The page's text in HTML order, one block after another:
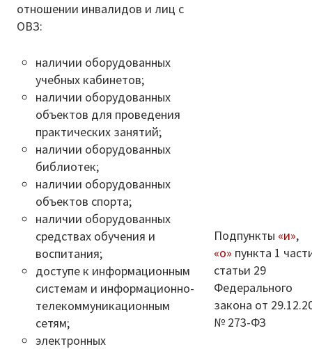
отношении инвалидов и лиц с
ОВЗ:
наличии оборудованных
учебных кабинетов;
наличии оборудованных
объектов для проведения
практических занятий;
наличии оборудованных
библиотек;
наличии оборудованных
объектов спорта;
наличии оборудованных
средствах обучения и
воспитания;
доступе к информационным
системам и информационно-
телекоммуникационным
сетям;
электронных
Подпункты «и»,
«о» пункта 1
статьи 29
Федерального
закона от
№ 273-ФЗ